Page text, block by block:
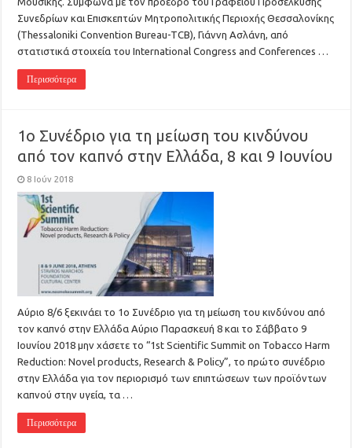
Συνεδρίων και Επισκεπτών Μητροπολιτικής Περιοχής Θεσσαλονίκης
(Thessaloniki Convention Bureau-TCB), Γιάννη Ασλάνη, από
στατιστικά στοιχεία του International Congress and Conferences …
Περισσότερα
1ο Συνέδριο για τη μείωση του κινδύνου
από τον καπνό στην Ελλάδα, 8 και 9 Ιουνίου
8 Ιούν 2018
Αύριο 8/6 ξεκινάει το 1ο Συνέδριο για τη μείωση του κινδύνου από
τον καπνό στην Ελλάδα Αύριο Παρασκευή 8 και το Σάββατο 9
Ιουνίου 2018 μην χάσετε το “1st Scientific Summit on Tobacco Harm
Reduction: Novel products, Research & Policy”, το πρώτο συνέδριο
στην Ελλάδα για τον περιορισμό των επιπτώσεων των προϊόντων
καπνού στην υγεία, τα …
Περισσότερα